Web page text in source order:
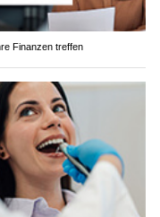
Finanzen treffen